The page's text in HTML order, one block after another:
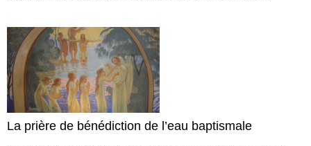
La prière de bénédiction de l’eau baptismale